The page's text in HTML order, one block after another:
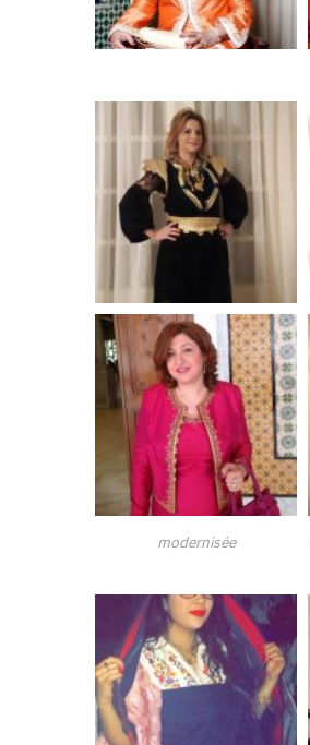
modernisée